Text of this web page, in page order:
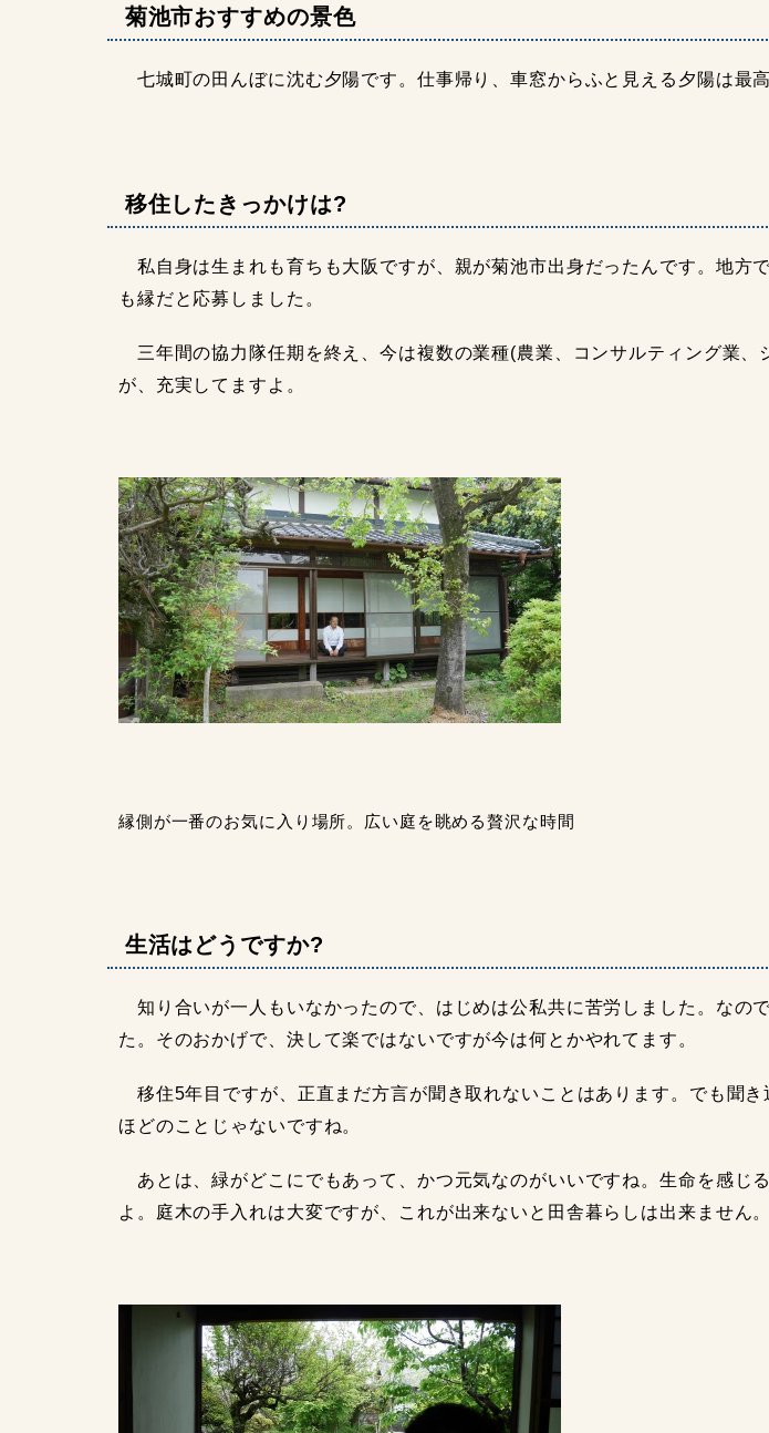
菊池市おすすめの景色
七城町の田んぼに沈む夕陽です。仕事帰り、車窓からふと見える夕陽は最高
移住したきっかけは?
私自身は生まれも育ちも大阪ですが、親が菊池市出身だったんです。地方
も縁だと応募しました。
三年間の協力隊任期を終え、今は複数の業種(農業、コンサルティング業
が、充実してますよ。
縁側が一番のお気に入り場所。広い庭を眺める贅沢な時間
生活はどうですか?
知り合いが一人もいなかったので、はじめは公私共に苦労しました。なの
た。そのおかげで、決して楽ではないですが今は何とかやれてます。
移住5年目ですが、正直まだ方言が聞き取れないことはあります。でも聞
ほどのことじゃないですね。
あとは、緑がどこにでもあって、かつ元気なのがいいですね。生命を感じ
よ。庭木の手入れは大変ですが、これが出来ないと田舎暮らしは出来ません